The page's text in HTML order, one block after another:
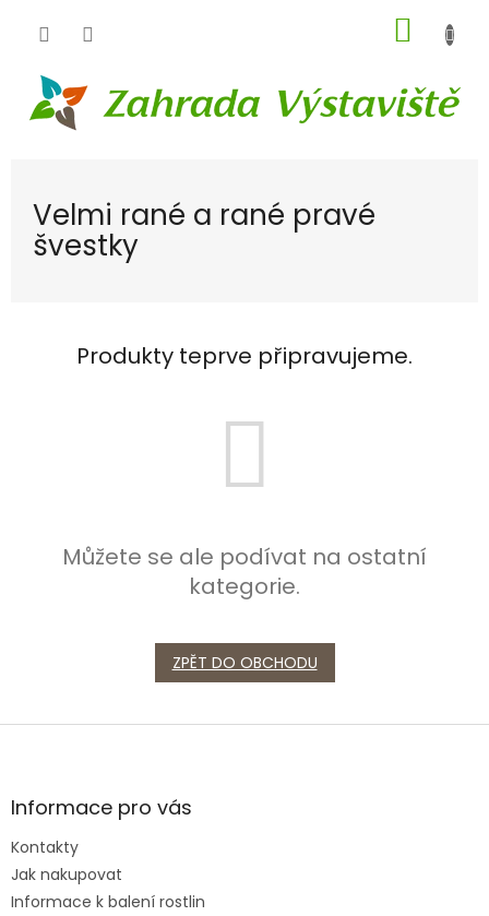
KOŠÍK
Velmi rané a rané pravé
švestky
Produkty teprve připravujeme.
Můžete se ale podívat na ostatní
kategorie.
ZPĚT DO OBCHODU
Z
aInformace pro vás
Kontakty
Jak nakupovat
Informace k balení rostlin